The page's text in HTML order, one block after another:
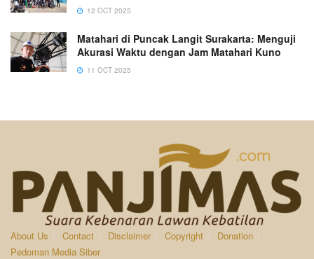
12 OCT 2025
Matahari di Puncak Langit Surakarta: Menguji
Akurasi Waktu dengan Jam Matahari Kuno
11 OCT 2025
About Us Contact Disclaimer Copyright
Donation
Pedoman Media Siber